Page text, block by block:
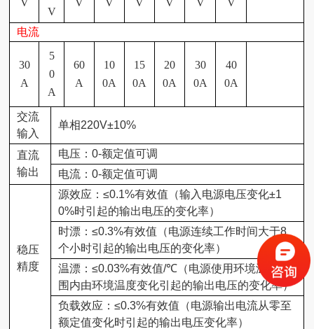
V
电流
30
A
5
0
A
60
A
10
0A
15
0A
20
0A
30
0A
40
0A
交流
输入
单相220V±10%
直流
输出
电压：0-额定值可调
电流 ：0-额定值可调
稳压
精度
源效应：≤0.1%有效值（输入电源电压变化±1
0%时引起的输出电压的变化率）
时漂：≤0.3%有效值（电源连续工作时间大于8
个小时引起的输出电压的变化率）
温漂：≤0.03%有效值/℃ （电源使用环境温度范
围内由环境温度变化引起的输出电压的变化率）
负载效应：≤0.3%有效值（电源输出电流从零至
额定值变化时引起的输出电压变化率）